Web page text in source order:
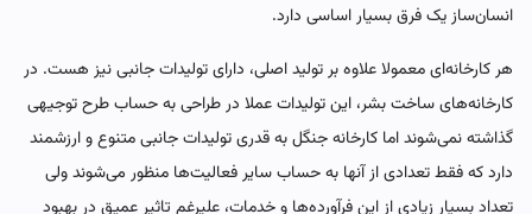
انسان‌ساز یک فرق بسیار اساسی دارد.
هر کارخانه‌ای معمولا علاوه بر تولید اصلی، دارای تولیدات جانبی نیز هست. در
کارخانه‌های ساخت بشر، این تولیدات عملا در طراحی به حساب طرح توجیهی
گذاشته نمی‌شوند اما کارخانه جنگل به قدری تولیدات جانبی متنوع و ارزشمند
دارد که فقط تعدادی از آنها به حساب سایر فعالیت‌ها منظور می‌شوند ولی
تعداد بسیار زیادی از این فرآورده‌ها و خدمات، علیرغم تاثیر عمیق در بهبود